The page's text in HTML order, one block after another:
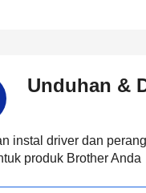
Unduhan &
instal driver dan
produk Brother Anda